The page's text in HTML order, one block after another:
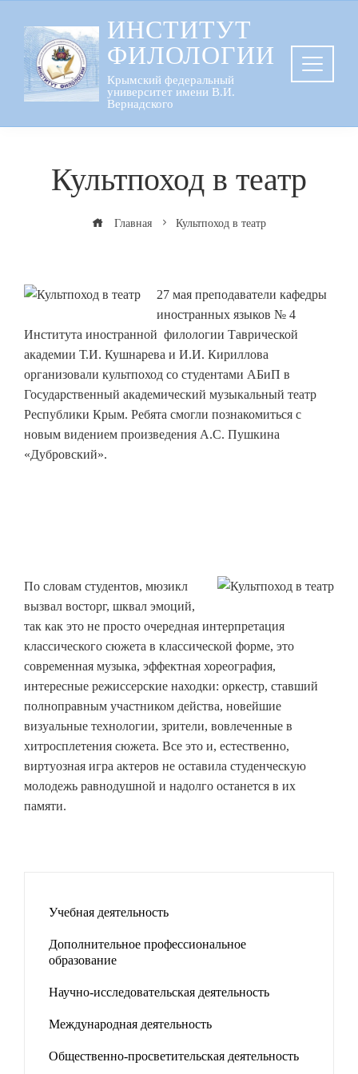
содержанию
ИНСТИТУТ
ФИЛОЛОГИИ
Крымский федеральный
университет имени В.И.
Вернадского
Культпоход в театр
Главная Культпоход в театр
27 мая преподаватели кафедры
иностранных языков № 4
Института иностранной филологии Таврической
академии Т.И. Кушнарева и И.И. Кириллова
организовали культпоход со студентами АБиП в
Государственный академический музыкальный театр
Республики Крым. Ребята смогли познакомиться с
новым видением произведения А.С. Пушкина
«Дубровский».
По словам студентов, мюзикл
вызвал восторг, шквал эмоций,
так как это не просто очередная интерпретация
классического сюжета в классической форме, это
современная музыка, эффектная хореография,
интересные режиссерские находки: оркестр, ставший
полноправным участником действа, новейшие
визуальные технологии, зрители, вовлеченные в
хитросплетения сюжета. Все это и, естественно,
виртуозная игра актеров не оставила студенческую
молодежь равнодушной и надолго останется в их
памяти.
Учебная деятельность
Дополнительное профессиональное
образование
Научно-исследовательская деятельность
Международная деятельность
Общественно-просветительская деятельность